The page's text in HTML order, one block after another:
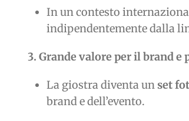
In un contesto
indipendentemente dalla
3. Grande valore per il brand e
La giostra diventa unset
brand e dell’evento.